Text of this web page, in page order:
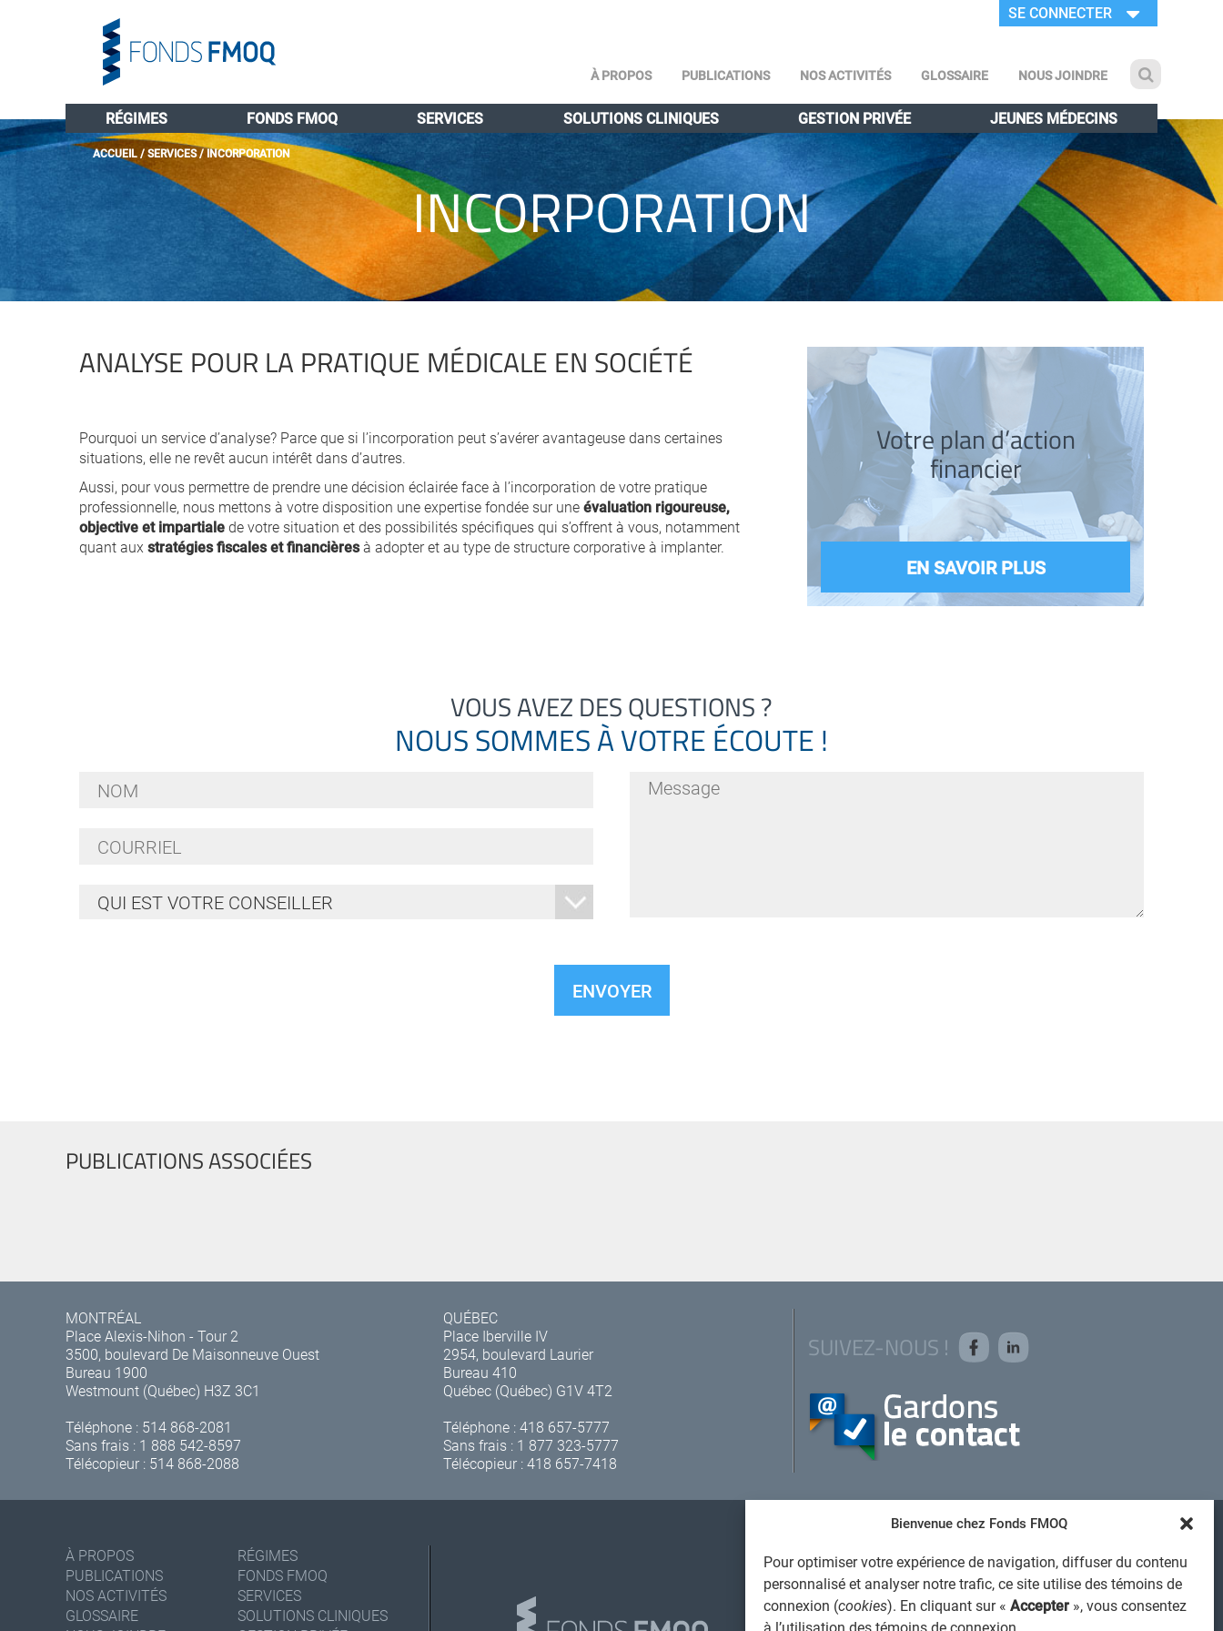
Bienvenue chez Fonds FMOQ
Pour optimiser votre expérience de navigation, diffuser du contenu
personnalisé et analyser notre trafic, ce site utilise des témoins de
connexion (cookies). En cliquant sur « Accepter », vous consentez
à l’utilisation des témoins de connexion.
SE CONNECTER
À PROPOS PUBLICATIONS NOS ACTIVITÉS GLOSSAIRE NOUS JOINDRE
RÉGIMES FONDS FMOQ SERVICES SOLUTIONS CLINIQUES GESTION PRIVÉE JEUNES MÉDECINS
ACCUEIL/SERVICES/INCORPORATION
INCORPORATION
ANALYSE POUR LA PRATIQUE MÉDICALE EN SOCIÉTÉ
Pourquoi un service d’analyse? Parce que si l’incorporation peut s’avérer avantageuse dans certaines
situations, elle ne revêt aucun intérêt dans d’autres.
Aussi, pour vous permettre de prendre une décision éclairée face à l’incorporation de votre pratique
professionnelle, nous mettons à votre disposition une expertise fondée sur uneévaluation rigoureuse,
objective et impartialede votre situation et des possibilités spécifiques qui s’offrent à vous, notamment
quant auxstratégies fiscales et financièresà adopter et au type de structure corporative à implanter.
Votre plan d’action
financier
EN SAVOIR PLUS
VOUS AVEZ DES QUESTIONS ?
NOUS SOMMES À VOTRE ÉCOUTE !
Nom
Courriel
Qui
Message
PUBLICATIONS ASSOCIÉES
MONTRÉAL
Place Alexis-Nihon - Tour 2
3500, boulevard De Maisonneuve Ouest
Bureau 1900
Westmount (Québec) H3Z 3C1
Téléphone : 514 868-2081
Sans frais : 1 888 542-8597
Télécopieur : 514 868-2088
QUÉBEC
Place Iberville IV
2954, boulevard Laurier
Bureau 410
Québec (Québec) G1V 4T2
Téléphone :418 657-5777
Sans frais : 1 877 323-5777
Télécopieur : 418 657-7418
SUIVEZ-NOUS !
À PROPOS
PUBLICATIONS
NOS ACTIVITÉS
GLOSSAIRE
RÉGIMES
FONDS FMOQ
SERVICES
SOLUTIONS CLINIQUES
AVIS JURIDIQUE GÉNÉRAL
AVIS À L'USAGER
PROTECTION DES RENSEIGNEMENTS PERSONNELS